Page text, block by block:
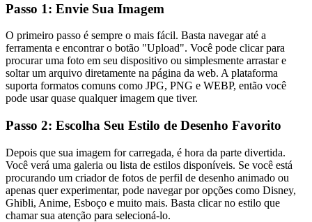
Passo 1: Envie Sua Imagem
O primeiro passo é sempre o mais fácil. Basta navegar até a
ferramenta e encontrar o botão "Upload". Você pode clicar para
procurar uma foto em seu dispositivo ou simplesmente arrastar e
soltar um arquivo diretamente na página da web. A plataforma
suporta formatos comuns como JPG, PNG e WEBP, então você
pode usar quase qualquer imagem que tiver.
Passo 2: Escolha Seu Estilo de Desenho Favorito
Depois que sua imagem for carregada, é hora da parte divertida.
Você verá uma galeria ou lista de estilos disponíveis. Se você está
procurando um criador de fotos de perfil de desenho animado ou
apenas quer experimentar, pode navegar por opções como Disney,
Ghibli, Anime, Esboço e muito mais. Basta clicar no estilo que
chamar sua atenção para selecioná-lo.